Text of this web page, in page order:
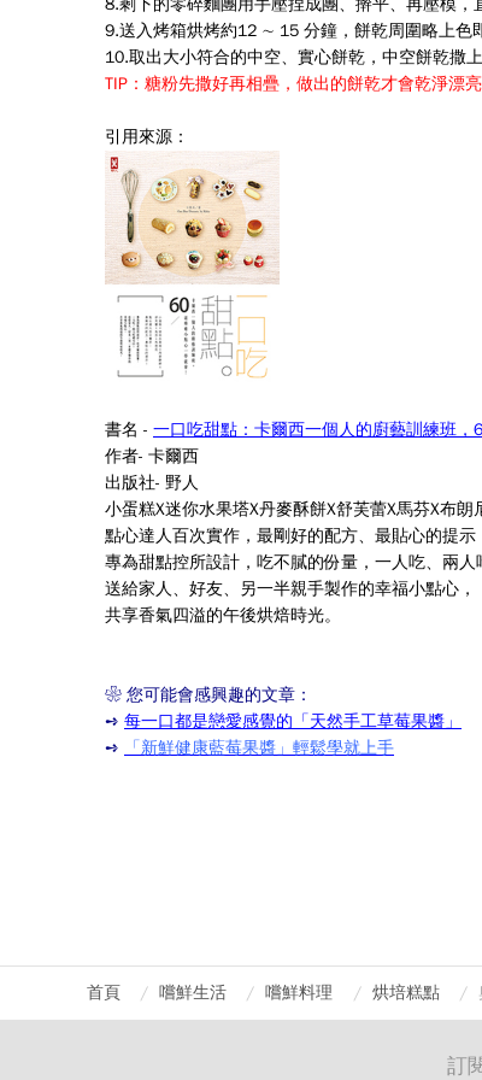
9.送入烤箱烘烤約12 ∼ 15 分鐘，餅乾周圍略上色
10.取出大小符合的中空、實心餅乾，中空餅乾撒
TIP ：糖粉先撒好再相疊，做出的餅乾才會乾淨漂亮
引用來源：
書名 - 一口吃甜點：卡爾西一個人的廚藝訓練班，
作者- 卡爾西
出版社- 野人
小蛋糕X迷你水果塔X丹麥酥餅X舒芙蕾X馬芬X布朗
點心達人百次實作，最剛好的配方、最貼心的提示
專為甜點控所設計，吃不膩的份量， 一人吃、兩人
送給家人、好友、另一半親手製作的幸福小點心，
共享香氣四溢的午後烘焙時光。
❀ 您可能會感興趣的文章：
➺ 每一口都是戀愛感覺的「天然手工草莓果醬」
➺
「新鮮健康藍莓果醬」輕鬆學就上手
首頁 嚐鮮生活 嚐鮮料理 烘培糕點
訂